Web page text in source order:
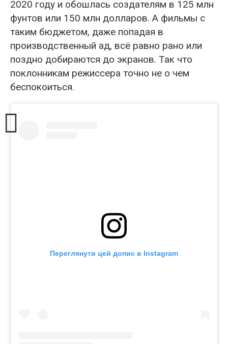
2020 году и обошлась создателям в 125 млн
фунтов или 150 млн долларов. А фильмы с
таким бюджетом, даже попадая в
производственный ад, всё равно рано или
поздно добираются до экранов. Так что
поклонникам режиссера точно не о чем
беспокоиться.
Переглянути цей допис в Instagram